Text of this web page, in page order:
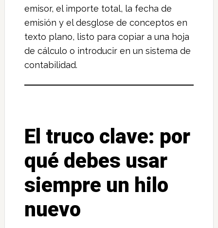
emisor, el importe total, la fecha de
emisión y el desglose de conceptos en
texto plano, listo para copiar a una hoja
de cálculo o introducir en un sistema de
contabilidad.
El truco clave: por
qué debes usar
siempre un hilo
nuevo